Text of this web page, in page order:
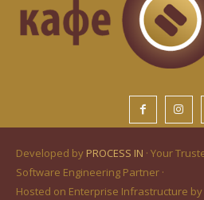
Developed by PROCESS IN · Your
Software Engineering Partner ·
Hosted on Enterprise Infrastructure by